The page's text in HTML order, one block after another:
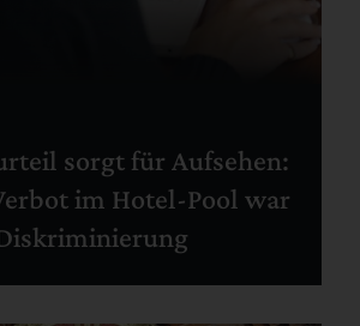
sorgt für Aufsehen:
im Hotel-Pool war